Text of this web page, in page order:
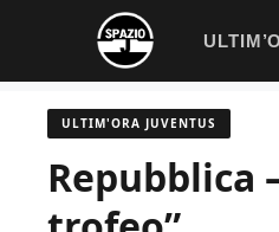
contenuto
ULTIM'ORA JUVENTUS
Repubblica